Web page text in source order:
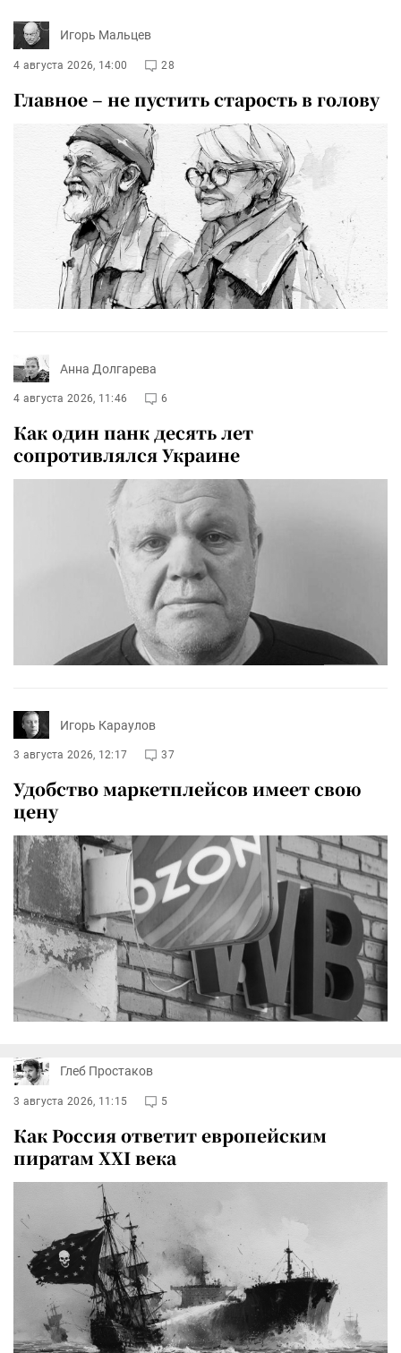
Игорь Мальцев
4 августа 2026, 14:00 28
Главное – не пустить старость в голову
Анна Долгарева
4 августа 2026, 11:46 6
Как один панк десять лет
сопротивлялся Украине
Игорь Караулов
3 августа 2026, 12:17 37
Удобство маркетплейсов имеет свою
цену
Глеб Простаков
3 августа 2026, 11:15 5
Как Россия ответит европейским
пиратам XXI века